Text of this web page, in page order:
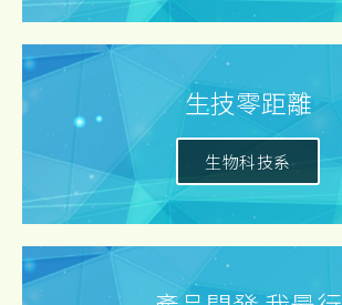
生技零距離
生物科技系